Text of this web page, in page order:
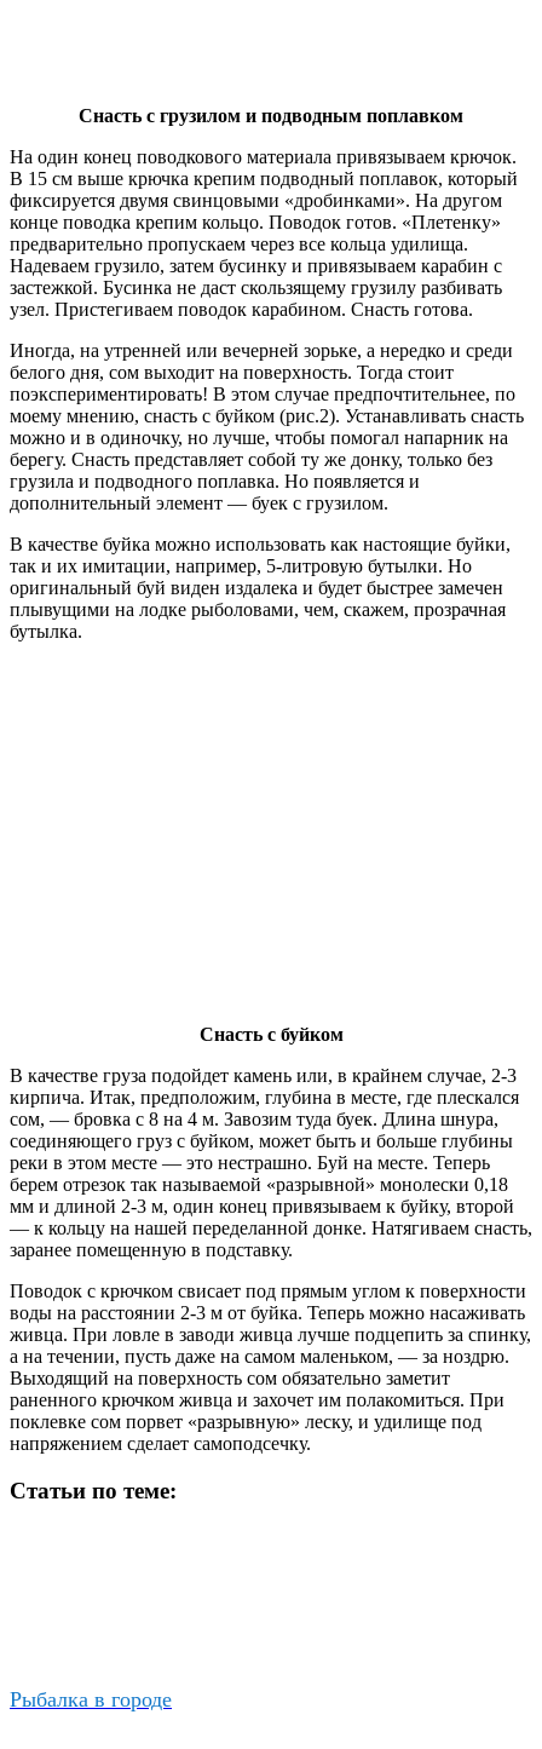
Снасть с грузилом и подводным поплавком
На один конец поводкового материала привязываем крючок.
В 15 см выше крючка крепим подводный поплавок, который
фиксируется двумя свинцовыми «дробинками». На другом
конце поводка крепим кольцо. Поводок готов. «Плетенку»
предварительно пропускаем через все кольца удилища.
Надеваем грузило, затем бусинку и привязываем карабин с
застежкой. Бусинка не даст скользящему грузилу разбивать
узел. Пристегиваем поводок карабином. Снасть готова.
Иногда, на утренней или вечерней зорьке, а нередко и среди
белого дня, сом выходит на поверхность. Тогда стоит
поэкспериментировать! В этом случае предпочтительнее, по
моему мнению, снасть с буйком (рис.2). Устанавливать снасть
можно и в одиночку, но лучше, чтобы помогал напарник на
берегу. Снасть представляет собой ту же донку, только без
грузила и подводного поплавка. Но появляется и
дополнительный элемент — буек с грузилом.
В качестве буйка можно использовать как настоящие буйки,
так и их имитации, например, 5-литровую бутылки. Но
оригинальный буй виден издалека и будет быстрее замечен
плывущими на лодке рыболовами, чем, скажем, прозрачная
бутылка.
Снасть с буйком
В качестве груза подойдет камень или, в крайнем случае, 2-3
кирпича. Итак, предположим, глубина в месте, где плескался
сом, — бровка с 8 на 4 м. Завозим туда буек. Длина шнура,
соединяющего груз с буйком, может быть и больше глубины
реки в этом месте — это нестрашно. Буй на месте. Теперь
берем отрезок так называемой «разрывной» монолески 0,18
мм и длиной 2-3 м, один конец привязываем к буйку, второй
— к кольцу на нашей переделанной донке. Натягиваем снасть,
заранее помещенную в подставку.
Поводок с крючком свисает под прямым углом к поверхности
воды на расстоянии 2-3 м от буйка. Теперь можно насаживать
живца. При ловле в заводи живца лучше подцепить за спинку,
а на течении, пусть даже на самом маленьком, — за ноздрю.
Выходящий на поверхность сом обязательно заметит
раненного крючком живца и захочет им полакомиться. При
поклевке сом порвет «разрывную» леску, и удилище под
напряжением сделает самоподсечку.
Статьи по теме:
Рыбалка в городе